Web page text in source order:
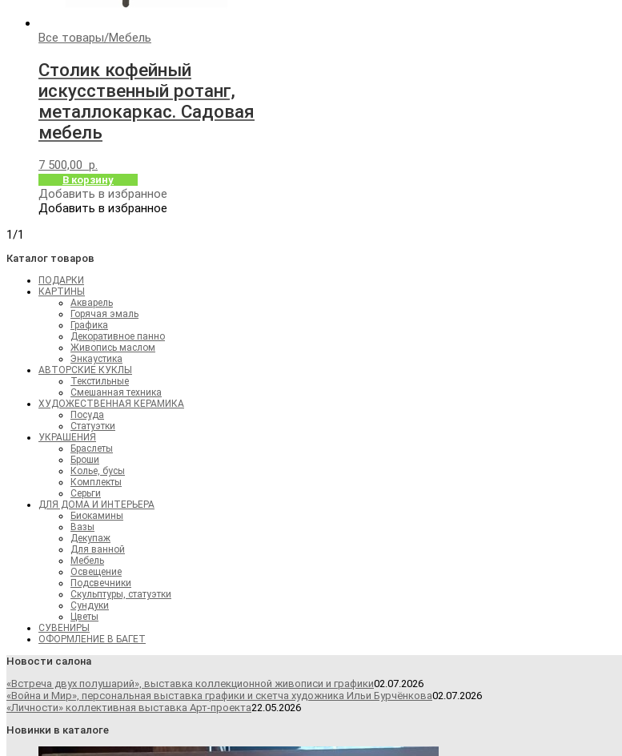
Все товары/Мебель
Столик кофейный
искусственный ротанг,
металлокаркас. Садовая
мебель
7 500,00 р.
В корзину
Добавить в избранное
Добавить в избранное
1/1
Каталог товаров
ПОДАРКИ
КАРТИНЫ
Акварель
Горячая эмаль
Графика
Декоративное панно
Живопись маслом
Энкаустика
АВТОРСКИЕ КУКЛЫ
Текстильные
Смешанная техника
ХУДОЖЕСТВЕННАЯ КЕРАМИКА
Посуда
Статуэтки
УКРАШЕНИЯ
Браслеты
Броши
Колье, бусы
Комплекты
Серьги
ДЛЯ ДОМА И ИНТЕРЬЕРА
Биокамины
Вазы
Декупаж
Для ванной
Мебель
Освещение
Подсвечники
Скульптуры, статуэтки
Сундуки
Цветы
СУВЕНИРЫ
ОФОРМЛЕНИЕ В БАГЕТ
Новости салона
«Встреча двух полушарий», выставка коллекционной живописи и графики02.07.2026
«Война и Мир», персональная выставка графики и скетча художника Ильи Бурчёнкова02.07.2026
«Личности» коллективная выставка Арт-проекта22.05.2026
Новинки в каталоге